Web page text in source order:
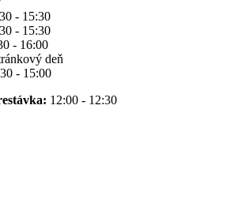
- 15:30
- 15:30
- 16:00
deň
- 15:00
12:00 - 12:30